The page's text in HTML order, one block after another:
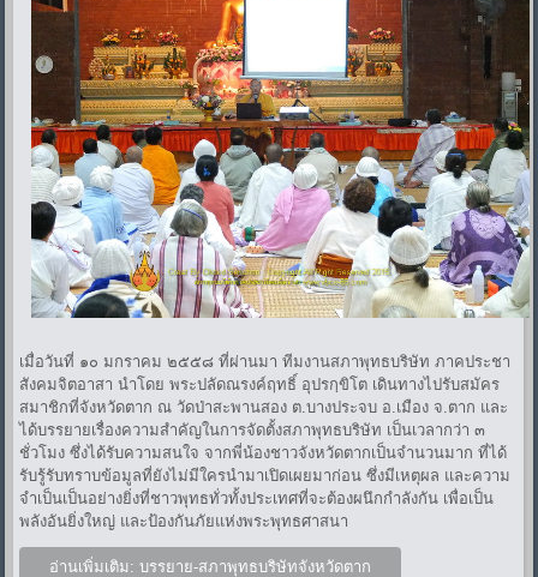
เมื่อวันที่ ๑๐ มกราคม ๒๕๕๘ ที่ผ่านมา ทีมงานสภาพุทธบริษัท ภาคประชา
สังคมจิตอาสา นำโดย พระปลัดณรงค์ฤทธิ์ อุปรกฺขิโต เดินทางไปรับสมัคร
สมาชิกที่จังหวัดตาก ณ วัดป่าสะพานสอง ต.บางประจบ อ.เมือง จ.ตาก และ
ได้บรรยายเรื่องความสำคัญในการจัดตั้งสภาพุทธบริษัท เป็นเวลากว่า ๓
ชั่วโมง ซึ่งได้รับความสนใจ จากพี่น้องชาวจังหวัดตากเป็นจำนวนมาก ที่ได้
รับรู้รับทราบข้อมูลที่ยังไม่มีใครนำมาเปิดเผยมาก่อน ซึ่งมีเหตุผล และความ
จำเป็นเป็นอย่างยิ่งที่ชาวพุทธทั่วทั้งประเทศที่จะต้องผนึกกำลังกัน เพื่อเป็น
พลังอันยิ่งใหญ่ และป้องกันภัยแห่งพระพุทธศาสนา
อ่านเพิ่มเติม: บรรยาย-สภาพุทธบริษัทจังหวัดตาก